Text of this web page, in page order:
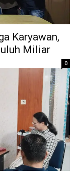
Karyawan,
Miliar
0